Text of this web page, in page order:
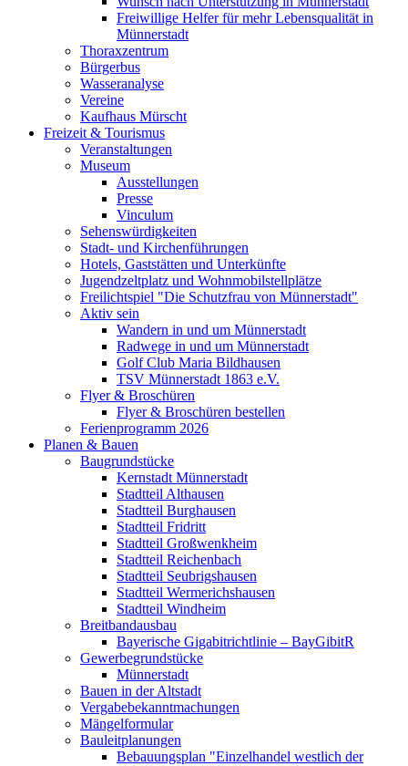
Freiwillige Helfer für mehr Lebensqualität in
Münnerstadt
Thoraxzentrum
Bürgerbus
Wasseranalyse
Vereine
Kaufhaus Mürscht
Freizeit & Tourismus
Veranstaltungen
Museum
Ausstellungen
Presse
Vinculum
Sehenswürdigkeiten
Stadt- und Kirchenführungen
Hotels, Gaststätten und Unterkünfte
Jugendzeltplatz und Wohnmobilstellplätze
Freilichtspiel "Die Schutzfrau von Münnerstadt"
Aktiv sein
Wandern in und um Münnerstadt
Radwege in und um Münnerstadt
Golf Club Maria Bildhausen
TSV Münnerstadt 1863 e.V.
Flyer & Broschüren
Flyer & Broschüren bestellen
Ferienprogramm 2026
Planen & Bauen
Baugrundstücke
Kernstadt Münnerstadt
Stadtteil Althausen
Stadtteil Burghausen
Stadtteil Fridritt
Stadtteil Großwenkheim
Stadtteil Reichenbach
Stadtteil Seubrigshausen
Stadtteil Wermerichshausen
Stadtteil Windheim
Breitbandausbau
Bayerische Gigabitrichtlinie – BayGibitR
Gewerbegrundstücke
Münnerstadt
Bauen in der Altstadt
Vergabebekanntmachungen
Mängelformular
Bauleitplanungen
Bebauungsplan "Einzelhandel westlich der